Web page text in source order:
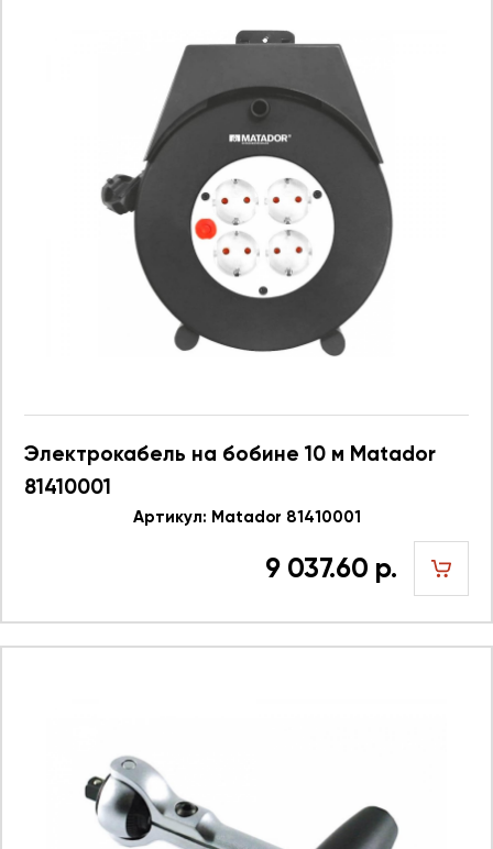
Электрокабель на бобине 10 м Matador
81410001
Артикул: Matador 81410001
9 037.60 р.